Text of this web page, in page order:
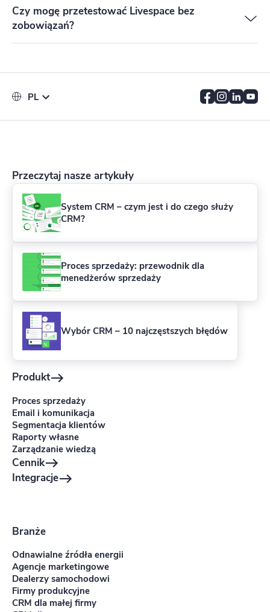
Czy mogę przetestować Livespace bez
zobowiązań?
PL
Produkt
Proces sprzedaży
Email i komunikacja
Segmentacja klientów
Raporty własne
Zarządzanie wiedzą
Cennik
Integracje
Branże
Odnawialne źródła energii
Agencje marketingowe
Dealerzy samochodowi
Firmy produkcyjne
CRM dla małej firmy
Przeczytaj nasze artykuły
System CRM – czym jest i do czego służy
CRM?
Proces sprzedaży: przewodnik dla
menedżerów sprzedaży
Wybór CRM – 10 najczęstszych błędów